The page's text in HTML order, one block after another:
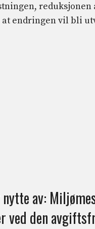
reduksjonen
endringen vil bli
av:
ved den